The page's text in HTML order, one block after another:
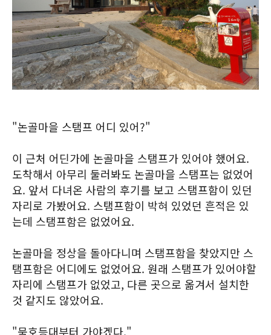
"논골마을 스탬프 어디 있어?"
이 근처 어딘가에 논골마을 스탬프가 있어야 했어요.
도착해서 아무리 둘러봐도 논골마을 스탬프는 없었어
요. 앞서 다녀온 사람의 후기를 보고 스탬프함이 있던
자리로 가봤어요. 스탬프함이 박혀 있었던 흔적은 있
는데 스탬프함은 없었어요.
논골마을 정상을 돌아다니며 스탬프함을 찾았지만 스
탬프함은 어디에도 없었어요. 원래 스탬프가 있어야할
자리에 스탬프가 없었고, 다른 곳으로 옮겨서 설치한
것 같지도 않았어요.
"묵호등대부터 가야겠다."